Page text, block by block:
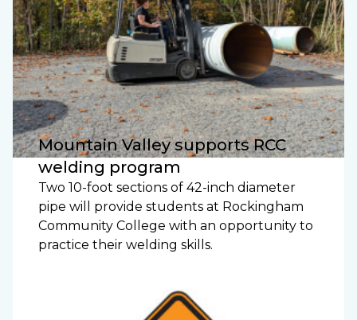
Mountain Valley supports RCC
welding program
Two 10-foot sections of 42-inch diameter
pipe will provide students at Rockingham
Community College with an opportunity to
practice their welding skills.